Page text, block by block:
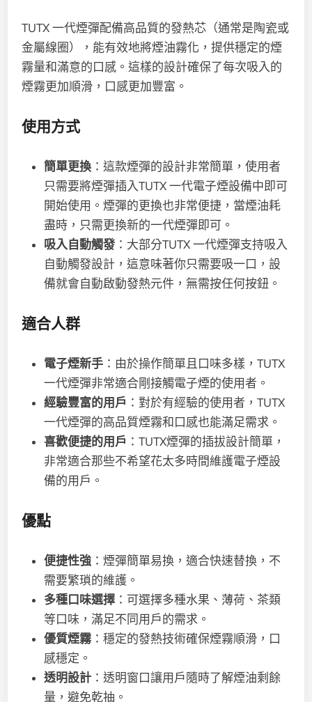
TUTX 一代煙彈配備高品質的發熱芯（通常是陶瓷或
金屬線圈），能有效地將煙油霧化，提供穩定的煙
霧量和滿意的口感。這樣的設計確保了每次吸入的
煙霧更加順滑，口感更加豐富。
使用方式
簡單更換 ：這款煙彈的設計非常簡單，使用者
只需要將煙彈插入TUTX 一代電子煙設備中即可
開始使用。煙彈的更換也非常便捷，當煙油耗
盡時，只需更換新的一代煙彈即可。
吸入自動觸發 ：大部分TUTX 一代煙彈支持吸入
自動觸發設計，這意味著你只需要吸一口，設
備就會自動啟動發熱元件，無需按任何按鈕。
適合人群
電子煙新手 ：由於操作簡單且口味多樣，TUTX
一代煙彈非常適合剛接觸電子煙的使用者。
經驗豐富的用戶 ：對於有經驗的使用者，TUTX
一代煙彈的高品質煙霧和口感也能滿足需求。
喜歡便捷的用戶 ：TUTX煙彈的插拔設計簡單，
非常適合那些不希望花太多時間維護電子煙設
備的用戶。
優點
便捷性強 ：煙彈簡單易換，適合快速替換，不
需要繁瑣的維護。
多種口味選擇 ：可選擇多種水果、薄荷、茶類
等口味，滿足不同用戶的需求。
優質煙霧 ：穩定的發熱技術確保煙霧順滑，口
感穩定。
透明設計 ：透明窗口讓用戶隨時了解煙油剩餘
量，避免乾抽。